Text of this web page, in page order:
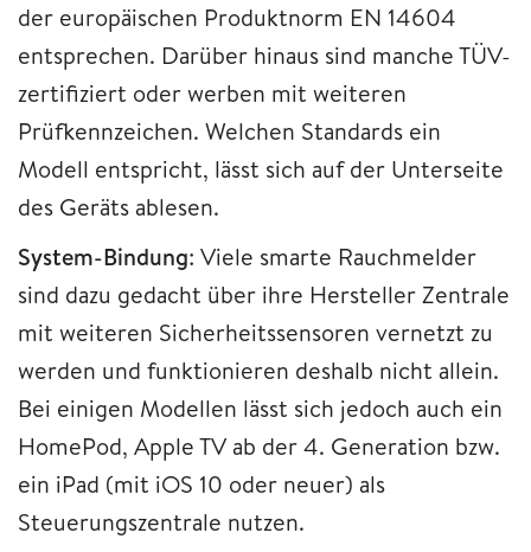
der europäischen Produktnorm EN 14604
entsprechen. Darüber hinaus sind manche TÜV-
zertifiziert oder werben mit weiteren
Prüfkennzeichen. Welchen Standards ein
Modell entspricht, lässt sich auf der Unterseite
des Geräts ablesen.
System-Bindung: Viele smarte Rauchmelder
sind dazu gedacht über ihre Hersteller Zentrale
mit weiteren Sicherheitssensoren vernetzt zu
werden und funktionieren deshalb nicht allein.
Bei einigen Modellen lässt sich jedoch auch ein
HomePod, Apple TV ab der 4. Generation bzw.
ein iPad (mit iOS 10 oder neuer) als
Steuerungszentrale nutzen.